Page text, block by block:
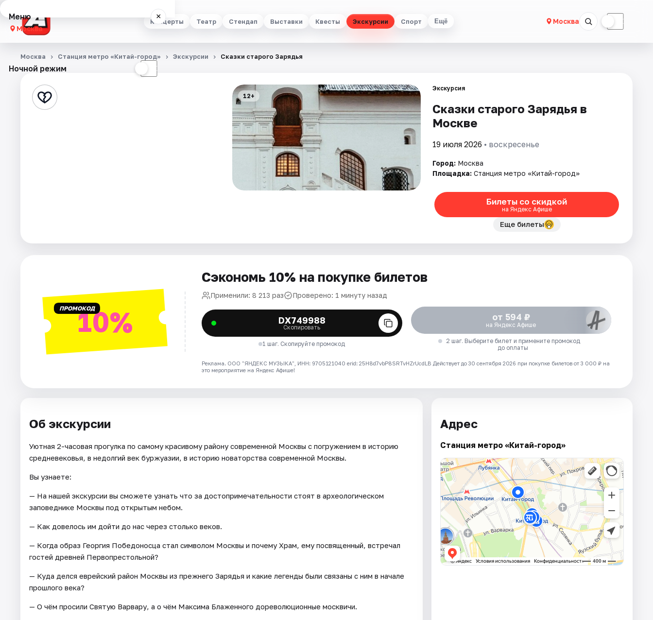
Концерты Театр Стендап Выставки Квесты Экскурсии Спорт Ещё Москва ☾
Меню ×
Москва
Концерты
Стендап
Города
Рейтинги
Ночной режим ☾
Москва Станция метро «Китай-город» Экскурсии Сказки старого Зарядья
12+
Экскурсия
Сказки старого Зарядья в
Москве
19 июля 2026 • воскресенье
Город: Москва
Площадка: Станция метро «Китай-город»
Билеты со скидкой
на Яндекс Афише
Еще билеты
ПРОМОКОД10%
Сэкономь 10% на покупке билетов
Применили: 8 213 раз Проверено: 1 минуту назад
DX749988
Скопировать
1 шаг. Скопируйте промокод
от 594 ₽
на Яндекс Афише
2 шаг. Выберите билет и примените промокод
до оплаты
Реклама. ООО "ЯНДЕКС МУЗЫКА", ИНН: 9705121040 erid: 25H8d7vbP8SRTvHZrUcdLB Действует до 30 сентября 2026 при покупке билетов от 3 000 ₽ на
это мероприятие на Яндекс Афише!
Об экскурсии
Уютная 2-часовая прогулка по самому красивому району современной Москвы с погружением в историю
средневековья, в недолгий век буржуазии, в историю новаторства современной Москвы.
Вы узнаете:
— На нашей экскурсии вы сможете узнать что за достопримечательности стоят в археологическом
заповеднике Москвы под открытым небом.
— Как довелось им дойти до нас через столько веков.
— Когда образ Георгия Победоносца стал символом Москвы и почему Храм, ему посвященный, встречал
гостей древней Первопрестольной?
— Куда делся еврейский район Москвы из прежнего Зарядья и какие легенды были связаны с ним в начале
прошлого века?
— О чём просили Святую Варвару, а о чём Максима Блаженного дореволюционные москвичи.
Адрес
Станция метро «Китай-город»